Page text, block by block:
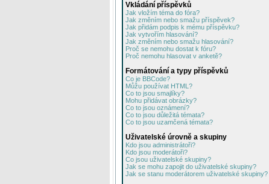
Vkládání příspěvků
Jak vložím téma do fóra?
Jak změním nebo smažu příspěvek?
Jak přidám podpis k mému příspěvku?
Jak vytvořím hlasování?
Jak změním nebo smažu hlasování?
Proč se nemohu dostat k fóru?
Proč nemohu hlasovat v anketě?
Formátování a typy příspěvků
Co je BBCode?
Můžu používat HTML?
Co to jsou smajlíky?
Mohu přidávat obrázky?
Co to jsou oznámení?
Co to jsou důležitá témata?
Co to jsou uzamčená témata?
Uživatelské úrovně a skupiny
Kdo jsou administrátoři?
Kdo jsou moderátoři?
Co jsou uživatelské skupiny?
Jak se mohu zapojit do uživatelské skupiny?
Jak se stanu moderátorem uživatelské skupiny?